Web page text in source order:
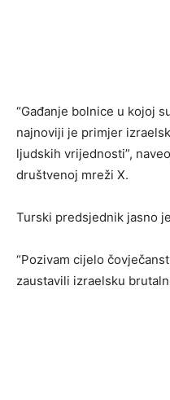
“Gađanje bolnice u kojoj
najnoviji je primjer
ljudskih vrijednosti”,
društvenoj mreži X.
Turski predsjednik jasno
“Pozivam cijelo
zaustavili izraelsku